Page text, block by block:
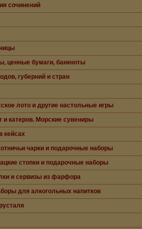
сочинений
ценные бумаги, банкноты
губерний и стран
лото и другие настольные игры
и катеров. Морские сувениры
кейсах
чарки и подарочные наборы
стопки и подарочные наборы
и сервизы из фарфора
для алкогольных напитков